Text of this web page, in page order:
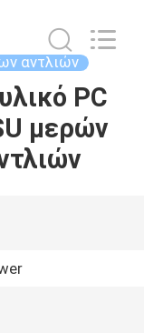
αντλιών
PC
μερών